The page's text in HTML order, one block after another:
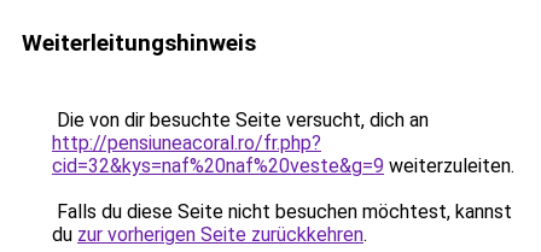
Weiterleitungshinweis
Die von dir besuchte Seite versucht, dich an
http://pensiuneacoral.ro/fr.php?
cid=32&kys=naf%20naf%20veste&g=9 weiterzuleiten.
Falls du diese Seite nicht besuchen möchtest, kannst
du zur vorherigen Seite zurückkehren.